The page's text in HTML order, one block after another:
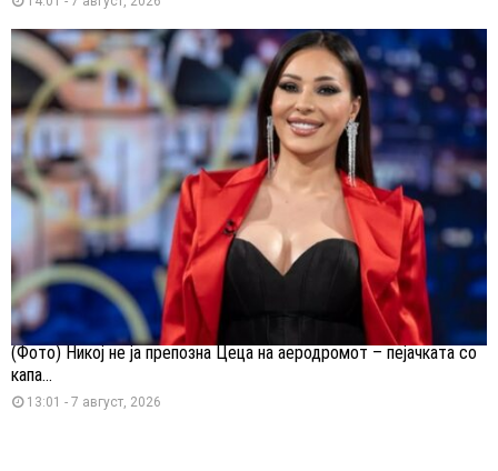
(Фото) Никој не ја препозна Цеца на аеродромот – пејачката со
капа...
13:01 - 7 август, 2026